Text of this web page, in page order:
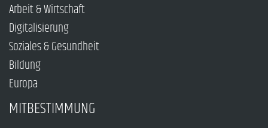
Arbeit & Wirtschaft
Digitalisierung
Soziales & Gesundheit
Bildung
Europa
MITBESTIMMUNG